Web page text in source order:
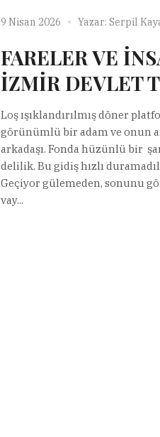
9 Nisan 2026 Yazar: Serpil
FARELER VE
İZMİR DEVLET
Loş ışıklandırılmış döner
görünümlü bir adam ve onun
arkadaşı. Fonda hüzünlü bir
delilik. Bu gidiş hızlı
Geçiyor gülemeden, sonunu
vay...